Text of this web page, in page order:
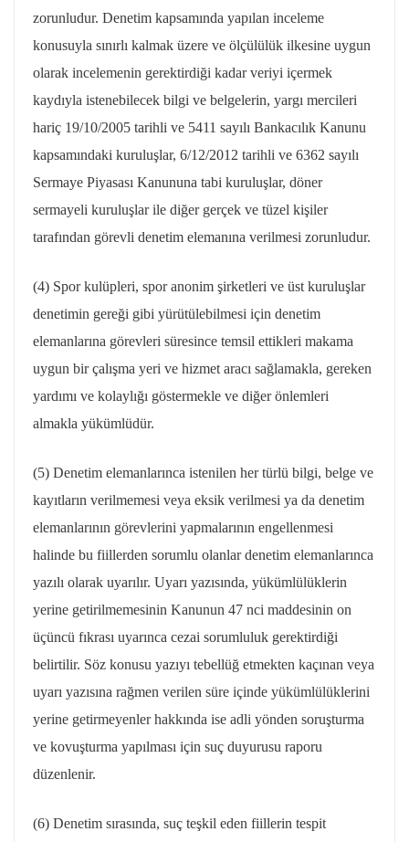
zorunludur. Denetim kapsamında yapılan inceleme
konusuyla sınırlı kalmak üzere ve ölçülülük ilkesine uygun
olarak incelemenin gerektirdiği kadar veriyi içermek
kaydıyla istenebilecek bilgi ve belgelerin, yargı mercileri
hariç 19/10/2005 tarihli ve 5411 sayılı Bankacılık Kanunu
kapsamındaki kuruluşlar, 6/12/2012 tarihli ve 6362 sayılı
Sermaye Piyasası Kanununa tabi kuruluşlar, döner
sermayeli kuruluşlar ile diğer gerçek ve tüzel kişiler
tarafından görevli denetim elemanına verilmesi zorunludur.
(4) Spor kulüpleri, spor anonim şirketleri ve üst kuruluşlar
denetimin gereği gibi yürütülebilmesi için denetim
elemanlarına görevleri süresince temsil ettikleri makama
uygun bir çalışma yeri ve hizmet aracı sağlamakla, gereken
yardımı ve kolaylığı göstermekle ve diğer önlemleri
almakla yükümlüdür.
(5) Denetim elemanlarınca istenilen her türlü bilgi, belge ve
kayıtların verilmemesi veya eksik verilmesi ya da denetim
elemanlarının görevlerini yapmalarının engellenmesi
halinde bu fiillerden sorumlu olanlar denetim elemanlarınca
yazılı olarak uyarılır. Uyarı yazısında, yükümlülüklerin
yerine getirilmemesinin Kanunun 47 nci maddesinin on
üçüncü fıkrası uyarınca cezai sorumluluk gerektirdiği
belirtilir. Söz konusu yazıyı tebellüğ etmekten kaçınan veya
uyarı yazısına rağmen verilen süre içinde yükümlülüklerini
yerine getirmeyenler hakkında ise adli yönden soruşturma
ve kovuşturma yapılması için suç duyurusu raporu
düzenlenir.
(6) Denetim sırasında, suç teşkil eden fiillerin tespit